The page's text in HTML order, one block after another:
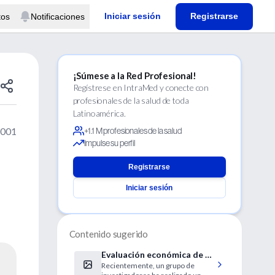
Notificaciones Iniciar sesión Registrarse
¡Súmese a la Red Profesional!
Regístrese en IntraMed y conecte con
profesionales de la salud de toda
Latinoamérica.
+1.1 M profesionales de la salud
Impulse su perfil
Registrarse
Iniciar sesión
Contenido sugerido
Evaluación económica de un
régimen de 2 dosis de
Recientemente, un grupo de